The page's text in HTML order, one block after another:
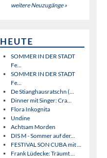
weitere Neuzugänge »
HEUTE
SOMMER IN DER STADT
Fe...
SOMMER IN DER STADT
Fe...
De Stianghausratschn (...
Dinner mit Singer: Cra...
Flora Inkognita
Undine
Achtsam Morden
DIS M - Sommer auf der...
FESTIVAL SON CUBA mit ...
Frank Lüdecke: Träumt ...